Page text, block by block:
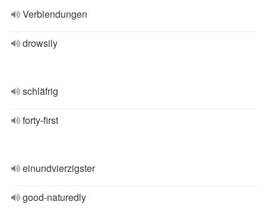
Verblendungen
drowsily
schläfrig
forty-first
einundvierzigster
good-naturedly